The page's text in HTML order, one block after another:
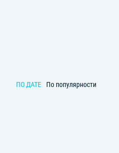
ПО ДАТЕ По популярности